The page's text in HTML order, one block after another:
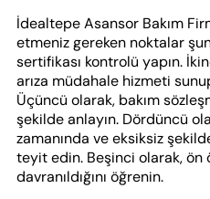
İdealtepe Asansor Bakım
etmeniz gereken noktalar
sertifikası kontrolü yapın.
arıza müdahale hizmeti
Üçüncü olarak, bakım
şekilde anlayın. Dördüncü
zamanında ve eksiksiz
teyit edin. Beşinci olarak, ön
davranıldığını öğrenin.